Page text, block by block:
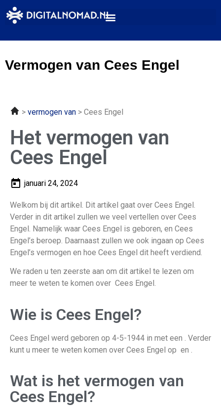
Vermogen van Cees Engel
vermogen van Cees Engel
Het vermogen van
Cees Engel
januari 24, 2024
Welkom bij dit artikel. Dit artikel gaat over Cees Engel.
Verder in dit artikel zullen we veel vertellen over Cees
Engel. Namelijk waar Cees Engel is geboren, en Cees
Engel’s beroep. Daarnaast zullen we ook ingaan op Cees
Engel’s vermogen en hoe Cees Engel dit heeft verdiend.
We raden u ten zeerste aan om dit artikel te lezen om
meer te weten te komen over Cees Engel.
Wie is Cees Engel?
Cees Engel werd geboren op 4-5-1944 in met een . Verder
kunt u meer te weten komen over Cees Engel op en .
Wat is het vermogen van
Cees Engel?